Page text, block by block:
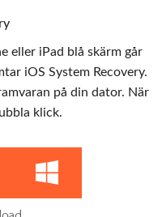
eller iPad blå skärm går
iOS System Recovery.
på din dator. När
klick.